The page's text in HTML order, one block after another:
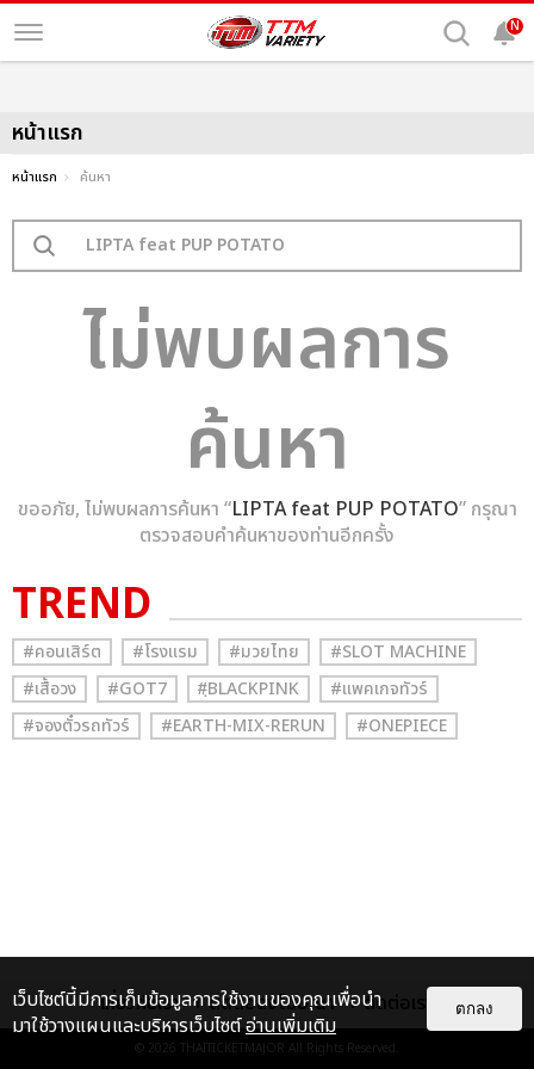
N
หน้าแรก
หน้าแรก ค้นหา
ไม่พบผลการ
ค้นหา
ขออภัย, ไม่พบผลการค้นหา “LIPTA feat PUP POTATO” กรุณา
ตรวจสอบคำค้นหาของท่านอีกครั้ง
TREND
#คอนเสิร์ต #โรงแรม #มวยไทย
#SLOT MACHINE
#เสื้อวง
#GOT7 #ฺBLACKPINK
#แพคเกจทัวร์
#จองตั๋วรถทัวร์
#EARTH-MIX-RERUN #ONEPIECE
เกี่ยวกับเรา ติดต่อลงโฆษณา ติดต่อเรา
© 2026 THAITICKETMAJOR All Rights Reserved.
เว็บไซต์นี้มีการเก็บข้อมูลการใช้งานของคุณเพื่อนำ
มาใช้วางแผนและบริหารเว็บไซต์อ่านเพิ่มเติม
ตกลง